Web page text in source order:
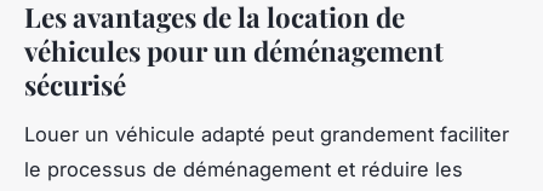
Les avantages de la location de
véhicules pour un déménagement
sécurisé
Louer un véhicule adapté peut grandement faciliter
le processus de déménagement et réduire les